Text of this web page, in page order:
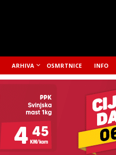
ARHIVA OSMRTNICE INFO